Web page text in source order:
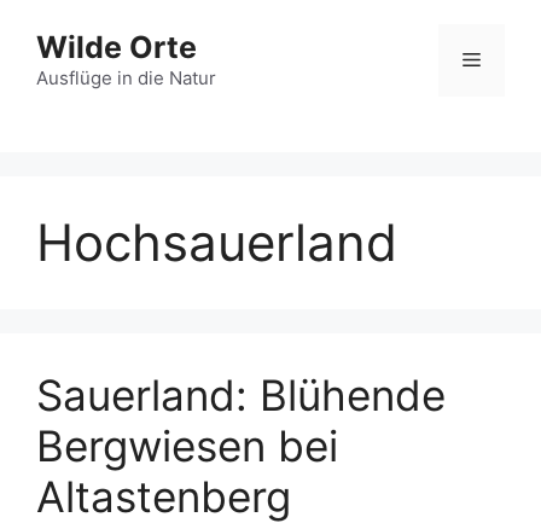
Inhalt
springen
Wilde Orte
Ausflüge in die Natur
Menü
Hochsauerland
Sauerland: Blühende
Bergwiesen bei
Altastenberg